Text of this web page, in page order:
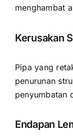
menghambat
Kerusakan
Pipa yang
penurunan
penyumbatan
Endapan